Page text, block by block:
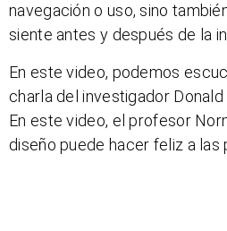
navegación o uso, sino
siente antes y después de la
En este video, podemos
charla del investigador Donald
En este video, el profesor
diseño puede hacer feliz a las